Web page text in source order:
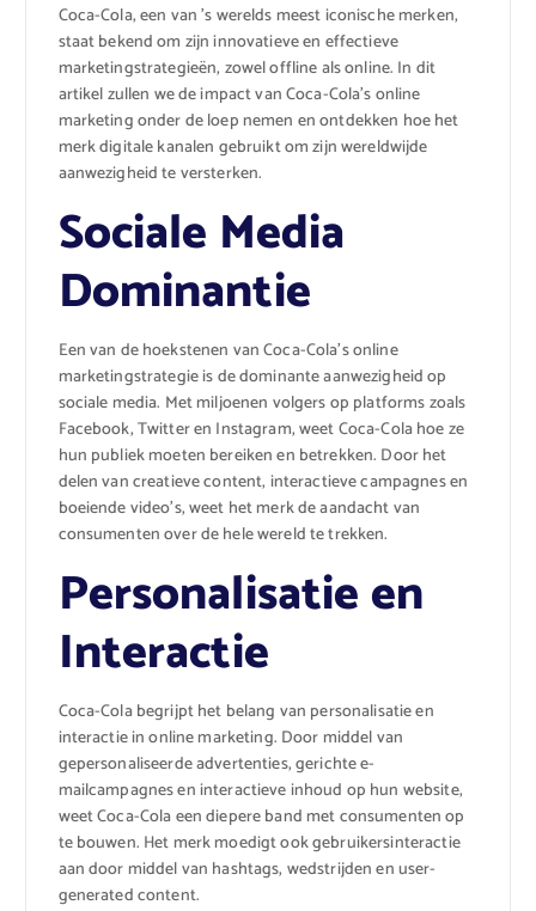
Coca-Cola, een van ’s werelds meest iconische merken,
staat bekend om zijn innovatieve en effectieve
marketingstrategieën, zowel offline als online. In dit
artikel zullen we de impact van Coca-Cola’s online
marketing onder de loep nemen en ontdekken hoe het
merk digitale kanalen gebruikt om zijn wereldwijde
aanwezigheid te versterken.
Sociale Media
Dominantie
Een van de hoekstenen van Coca-Cola’s online
marketingstrategie is de dominante aanwezigheid op
sociale media. Met miljoenen volgers op platforms zoals
Facebook, Twitter en Instagram, weet Coca-Cola hoe ze
hun publiek moeten bereiken en betrekken. Door het
delen van creatieve content, interactieve campagnes en
boeiende video’s, weet het merk de aandacht van
consumenten over de hele wereld te trekken.
Personalisatie en
Interactie
Coca-Cola begrijpt het belang van personalisatie en
interactie in online marketing. Door middel van
gepersonaliseerde advertenties, gerichte e-
mailcampagnes en interactieve inhoud op hun website,
weet Coca-Cola een diepere band met consumenten op
te bouwen. Het merk moedigt ook gebruikersinteractie
aan door middel van hashtags, wedstrijden en user-
generated content.